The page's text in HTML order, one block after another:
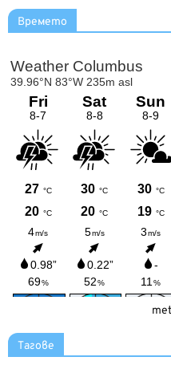
Времето
Тагове